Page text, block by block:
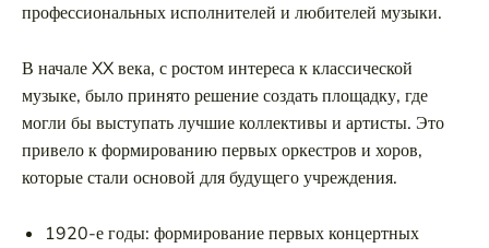
профессиональных исполнителей и любителей музыки.
В начале XX века, с ростом интереса к классической
музыке, было принято решение создать площадку, где
могли бы выступать лучшие коллективы и артисты. Это
привело к формированию первых оркестров и хоров,
которые стали основой для будущего учреждения.
1920-е годы: формирование первых концертных